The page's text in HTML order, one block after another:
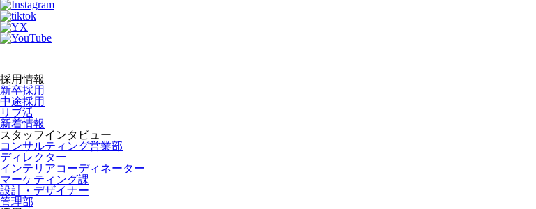
採用情報
新卒採用
中途採用
リブ活
新着情報
スタッフインタビュー
コンサルティング営業部
ディレクター
インテリアコーディネーター
マーケティング課
設計・デザイナー
管理部